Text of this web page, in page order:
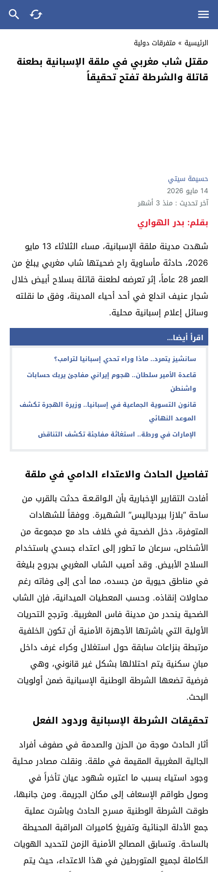
الرئيسية » متفرقات دولية
مقتل شاب مغربي في ملقة الإسبانية بطعنة
قاتلة والشرطة تفتح تحقيقاً
حسيمة سيتي
14 مايو 2026
آخر تحديث : منذ 3 أشهر
بقلم: بدر الهواري
شهدت مدينة ملقة الإسبانية، مساء الثلاثاء 13 مايو
2026، حادثة مأساوية راح ضحيتها شاب مغربي يبلغ من
العمر 28 عاماً، إثر تعرضه لطعنة قاتلة بسلاح أبيض خلال
شجار عنيف اندلع في أحد أحياء المدينة، وفق ما نقلته
وسائل إعلام إسبانية محلية.
اقرأ أيضا...
سانشيز يتمرد.. ماذا وراء تحدي إسبانيا لترامب؟
قاعدة الأمير سلطان.. هجوم إيراني مفاجئ يربك حسابات
واشنطن
قانون التسوية الجماعية في إسبانيا.. وزيرة الهجرة تكشف
الموعد النهائي
الإمارات في ورطة.. استغاثة مفاجئة تكشف التناقض
تفاصيل الحادث والاعتداء الدامي في ملقة
أفادت التقارير الإخبارية بأن الـواقـعـة حدثت بالقرب من
ساحة “بلازا بيردياليس” الشهيرة. ووفقاً للشهادات
المتوفرة، دخل الضحية في خلاف حاد مع مجموعة من
الأشخاص، سرعان ما تطور إلى اعتداء جسدي باستخدام
السلاح الأبيض. وقد أصيب الشاب المغربي بجروح بليغة
في مناطق حيوية من جسده، مما أدى إلى وفاته رغم
محاولات إنقاذه. وحسب المعطيات الميدانية، فإن الشاب
الضحية ينحدر من مدينة فاس المغربية. وترجح التحريات
الأولية التي باشرتها الأجهزة الأمنية أن تكون الخلفية
مرتبطة بنزاعات سابقة حول استغلال وكراء غرف داخل
مبانٍ سكنية يتم احتلالها بشكل غير قانوني، وهي
فرضية تضعها الشرطة الوطنية الإسبانية ضمن أولويات
البحث.
تحقيقات الشرطة الإسبانية وردود الفعل
أثار الحادث موجة من الحزن والصدمة في صفوف أفراد
الجالية المغربية المقيمة في ملقة. ونقلت مصادر محلية
وجود استياء بسبب ما اعتبره شهود عيان تأخراً في
وصول طواقم الإسعاف إلى مكان الجريمة. ومن جانبها،
طوقت الشرطة الوطنية مسرح الحادث وباشرت عملية
جمع الأدلة الجنائية وتفريغ كاميرات المراقبة المحيطة
بالساحة. وتسابق المصالح الأمنية الزمن لتحديد الهويات
الكاملة لجميع المتورطين في هذا الاعتداء، حيث يتم